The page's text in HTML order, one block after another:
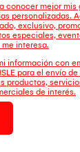
conocer mejor
personalizadas.
exclusivo,
especiales,
interesa.
información con
para el envío
productos,
de interés.